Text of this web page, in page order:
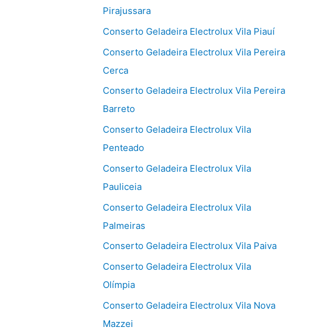
Pirajussara
Conserto Geladeira Electrolux Vila Piauí
Conserto Geladeira Electrolux Vila Pereira
Cerca
Conserto Geladeira Electrolux Vila Pereira
Barreto
Conserto Geladeira Electrolux Vila
Penteado
Conserto Geladeira Electrolux Vila
Pauliceia
Conserto Geladeira Electrolux Vila
Palmeiras
Conserto Geladeira Electrolux Vila Paiva
Conserto Geladeira Electrolux Vila
Olímpia
Conserto Geladeira Electrolux Vila Nova
Mazzei